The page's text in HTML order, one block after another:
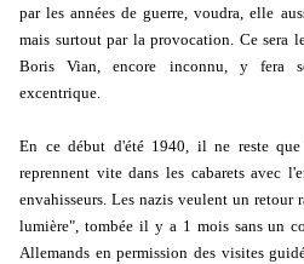
par les années de guerre, voudra, elle
mais surtout par la provocation. Ce sera
Boris Vian, encore inconnu, y fera
excentrique.
En ce début d'été 1940, il ne reste
reprennent vite dans les cabarets avec
envahisseurs. Les nazis veulent un
lumière", tombée il y a 1 mois sans un
Allemands en permission des visites